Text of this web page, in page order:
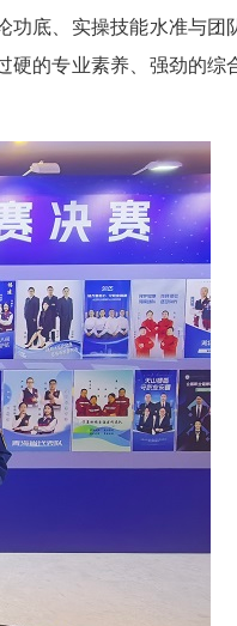
功底、实操技能水准与团
硬的专业素养、强劲的综